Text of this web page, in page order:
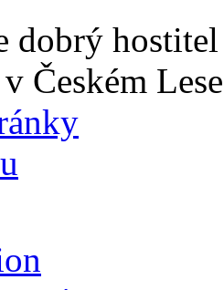
dobrý hostitel
Českém Lese